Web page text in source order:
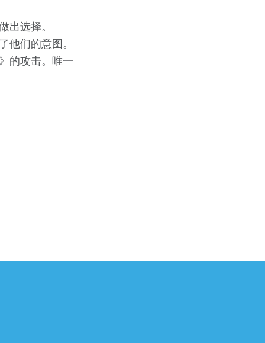
选择。
们的意图。
的攻击。唯一